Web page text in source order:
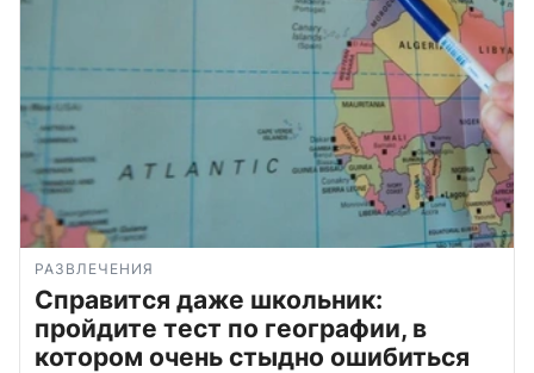
РАЗВЛЕЧЕНИЯ
Справится даже школьник:
пройдите тест по географии, в
котором очень стыдно ошибиться